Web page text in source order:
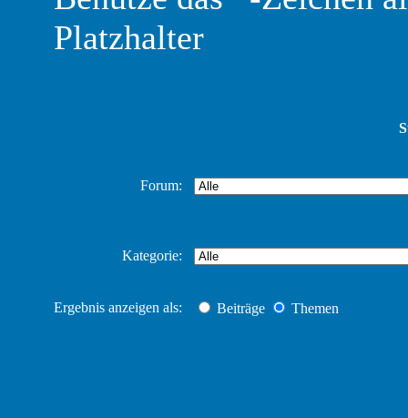
Platzhalter
Forum:
Kategorie:
Ergebnis anzeigen als: Beiträge Themen